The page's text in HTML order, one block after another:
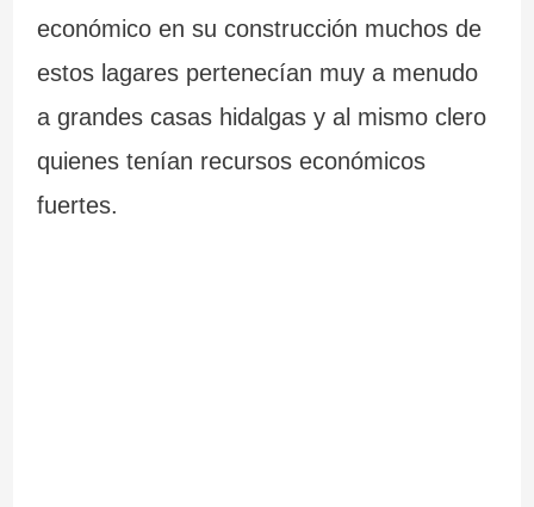
económico en su construcción muchos de
estos lagares pertenecían muy a menudo
a grandes casas hidalgas y al mismo clero
quienes tenían recursos económicos
fuertes.